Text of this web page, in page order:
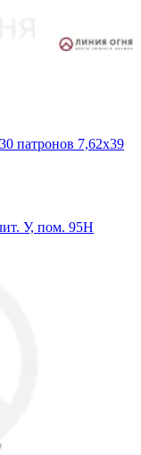
патронов 7,62х39
У, пом. 95Н